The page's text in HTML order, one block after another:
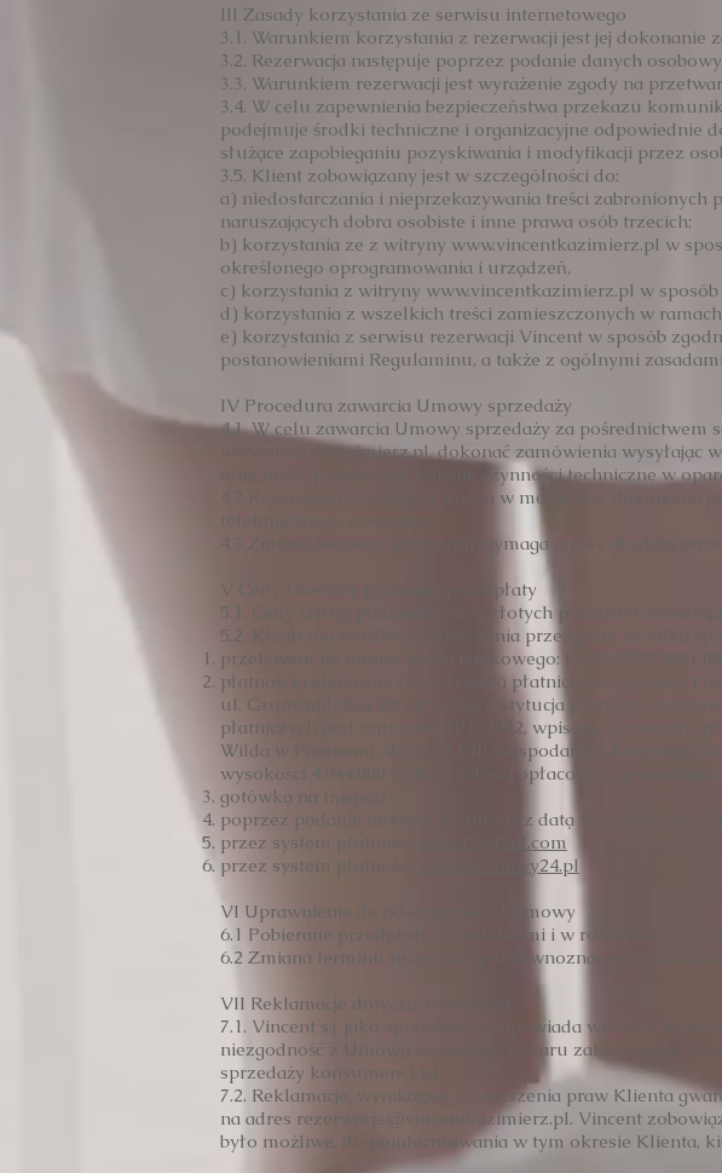
III Zasady korzystania ze serwisu internetowego
3.1. Warunkiem korzystania z rezerwacji jest jej dokonanie
3.2. Rezerwacja następuje poprzez podanie danych
3.3. Warunkiem rezerwacji jest wyrażenie zgody na
3.4. W celu zapewnienia bezpieczeństwa przekazu
podejmuje środki techniczne i organizacyjne odpowiednie
służące zapobieganiu pozyskiwania i modyfikacji przez
3.5. Klient zobowiązany jest w szczególności do:
a) niedostarczania i nieprzekazywania treści zabronionych
naruszających dobra osobiste i inne prawa osób trzecich;
b) korzystania ze z witryny www.vincentkazimierz.pl w
określonego oprogramowania i urządzeń,
c) korzystania z witryny www.vincentkazimierz.pl w
d) korzystania z wszelkich treści zamieszczonych w
e) korzystania z serwisu rezerwacji Vincent w sposób
postanowieniami Regulaminu, a także z ogólnymi
IV Procedura zawarcia Umowy sprzedaży
4.1. W celu zawarcia Umowy sprzedaży za
vincentkazimierz.pl, dokonać zamówienia
oraz ilości, podejmując kolejne czynności techniczne w
4.2 Rezerwacja Usługi jest ważna w momencie
telefonicznego rezerwacji.
4.3 Zmiana terminu rezerwacji wymaga zgody obydwu
V Ceny i metody płatności przedpłaty
5.1. Ceny Usług podawane są w złotych polskich i
5.2. Klient ma możliwość uiszczenia przedpłaty na kilka
przelewem na numer konta bankowego: PL 92 8702 0001
płatnością elektroniczną lub kartą płatniczą w systemie
ul. Grunwaldzkiej 186, krajowa instytucja płatnicza,
płatniczych pod numerem IP1/2012, wpisana do rejestru
Wilda w Poznaniu, Wydział VIII Gospodarczy Krajowego
wysokości 4.944.000 PLN, w całości opłaconym,
gotówką na miejscu
poprzez podanie nr karty płatniczej z datą ważności oraz
przez system płatności
www.PayPall.com
przez system płatności
www.przelewy24.pl
VI Uprawnienie do odstąpienia od umowy
6.1 Pobierane przedpłaty są zadatkami i w rozumieniu
6.2 Zmiana terminu rezerwacji jest równoznaczna z
VII Reklamacje dotyczące towarów
7.1. Vincent s.j. jako sprzedawca odpowiada wobec
niezgodność z Umową sprzedaży Towaru zakupionego
sprzedaży konsumenckiej.
7.2. Reklamacje, wynikające z naruszenia praw Klienta
na adres rezerwacje@vincentkazimierz.pl. Vincent
było możliwe, do poinformowania w tym okresie Klienta,